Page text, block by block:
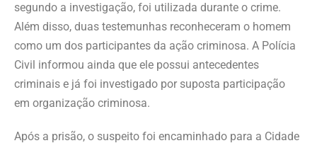
segundo a investigação, foi utilizada durante o crime.
Além disso, duas testemunhas reconheceram o homem
como um dos participantes da ação criminosa. A Polícia
Civil informou ainda que ele possui antecedentes
criminais e já foi investigado por suposta participação
em organização criminosa.
Após a prisão, o suspeito foi encaminhado para a Cidade